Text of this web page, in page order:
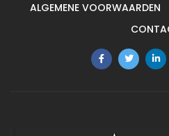
ALGEMENE VOORWAARDEN